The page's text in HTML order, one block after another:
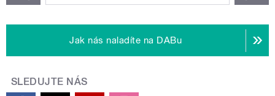
Jak nás naladíte na DABu
SLEDUJTE NÁS